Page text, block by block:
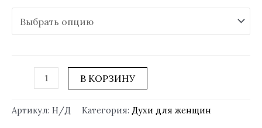
В КОРЗИНУ
Артикул: Н/Д Категория: Духи для женщин